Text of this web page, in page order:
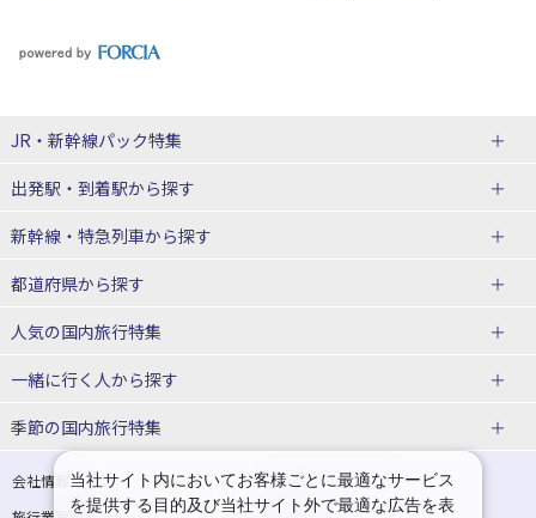
JR・新幹線パック特集
JR・新幹線＋ホテルパック
出張パック
出発駅・到着駅から探す
秋田⇔東京 新幹線パック
仙台→東京 新幹線パック
富山⇔東京 新幹線パック
東京→仙台 新幹線パック
東京→金沢 新幹線パック
東京⇔軽井沢 新幹線パック 東京→長野 新幹線パック
新幹線・特急列車から探す
北海道新幹線 旅行
山形新幹線 旅行
東海道新幹線 旅行
上越新幹線 旅行
九州新幹線 旅行 西九州新幹線 旅行
都道府県から探す
北海道旅行・ツアー
東北
青森旅行・ツアー 岩手旅行・ツアー
人気の国内旅行特集
東京ディズニーリゾート®への旅
ユニバーサル・スタジオ・ジャパ
温泉旅行 日帰り旅行
一緒に行く人から探す
一人旅 国内版
カップル・夫婦旅行 国内版 女子旅 国内版
季節の国内旅行特集
桜・お花見特集
ゴールデンウィーク（GW）の国内
旅行
会社情報
プライバシーポリシー
当社サイト内においてお客様ごとに最適なサービス
を提供する目的及び当社サイト外で最適な広告を表